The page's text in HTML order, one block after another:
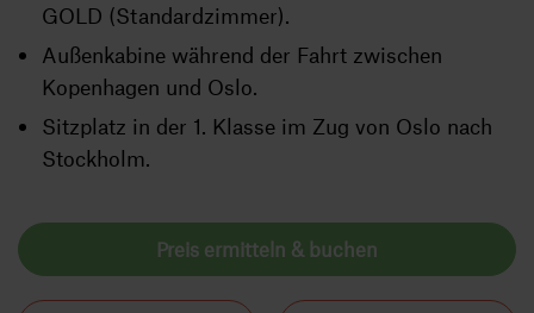
GOLD (Standardzimmer).
Außenkabine während der Fahrt zwischen
Kopenhagen und Oslo.
Sitzplatz in der 1. Klasse im Zug von Oslo nach
Stockholm.
Preis ermitteln & buchen